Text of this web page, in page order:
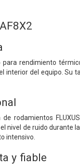
rendimiento
interior del equipo. Su
de rodamientos
nivel de ruido durante
intensivo.
y fiable